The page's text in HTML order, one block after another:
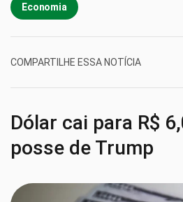
Economia
COMPARTILHE ESSA NOTÍCIA
Dólar cai para R$
posse de Trump